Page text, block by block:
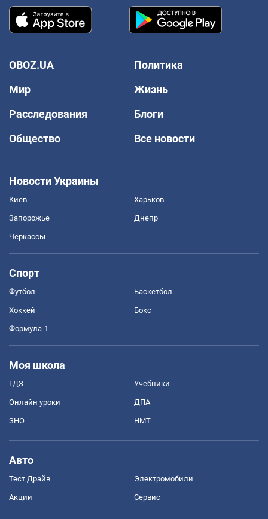
OBOZ.UA
Политика
Мир
Жизнь
Расследования
Блоги
Общество
Все новости
Новости Украины
Киев Харьков
Запорожье Днепр
Черкассы
Спорт
Футбол Баскетбол
Хоккей Бокс
Формула-1
Моя школа
ГДЗ Учебники
Онлайн уроки ДПА
ЗНО НМТ
Авто
Тест Драйв Электромобили
Акции Сервис